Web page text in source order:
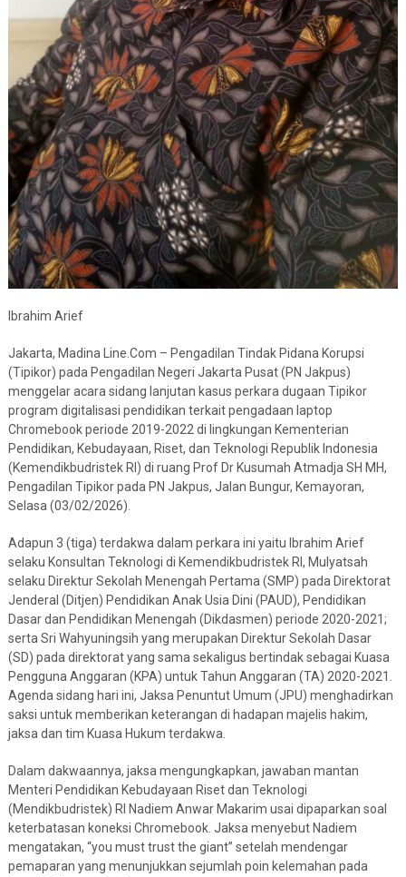
Ibrahim Arief
Jakarta, Madina Line.Com – Pengadilan Tindak Pidana Korupsi
(Tipikor) pada Pengadilan Negeri Jakarta Pusat (PN Jakpus)
menggelar acara sidang lanjutan kasus perkara dugaan Tipikor
program digitalisasi pendidikan terkait pengadaan laptop
Chromebook periode 2019-2022 di lingkungan Kementerian
Pendidikan, Kebudayaan, Riset, dan Teknologi Republik Indonesia
(Kemendikbudristek RI) di ruang Prof Dr Kusumah Atmadja SH MH,
Pengadilan Tipikor pada PN Jakpus, Jalan Bungur, Kemayoran,
Selasa (03/02/2026).
Adapun 3 (tiga) terdakwa dalam perkara ini yaitu Ibrahim Arief
selaku Konsultan Teknologi di Kemendikbudristek RI, Mulyatsah
selaku Direktur Sekolah Menengah Pertama (SMP) pada Direktorat
Jenderal (Ditjen) Pendidikan Anak Usia Dini (PAUD), Pendidikan
Dasar dan Pendidikan Menengah (Dikdasmen) periode 2020-2021;
serta Sri Wahyuningsih yang merupakan Direktur Sekolah Dasar
(SD) pada direktorat yang sama sekaligus bertindak sebagai Kuasa
Pengguna Anggaran (KPA) untuk Tahun Anggaran (TA) 2020-2021.
Agenda sidang hari ini, Jaksa Penuntut Umum (JPU) menghadirkan
saksi untuk memberikan keterangan di hadapan majelis hakim,
jaksa dan tim Kuasa Hukum terdakwa.
Dalam dakwaannya, jaksa mengungkapkan, jawaban mantan
Menteri Pendidikan Kebudayaan Riset dan Teknologi
(Mendikbudristek) RI Nadiem Anwar Makarim usai dipaparkan soal
keterbatasan koneksi Chromebook. Jaksa menyebut Nadiem
mengatakan, “you must trust the giant” setelah mendengar
pemaparan yang menunjukkan sejumlah poin kelemahan pada